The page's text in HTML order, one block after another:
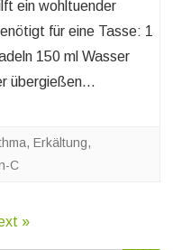
ein wohltuender
für eine Tasse: 1
150 ml Wasser
übergießen…
, Erkältung,
C
»